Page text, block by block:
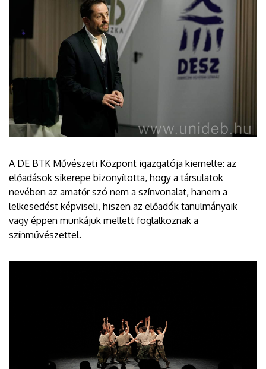
A DE BTK Művészeti Központ igazgatója kiemelte: az
előadások sikerepe bizonyította, hogy a társulatok
nevében az amatőr szó nem a színvonalat, hanem a
lelkesedést képviseli, hiszen az előadók tanulmányaik
vagy éppen munkájuk mellett foglalkoznak a
színművészettel.